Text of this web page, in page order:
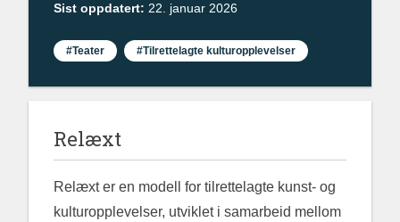
Sist oppdatert: 22. januar 2026
#Teater #Tilrettelagte kulturopplevelser
Relæxt
Relæxt er en modell for tilrettelagte kunst- og
kulturopplevelser, utviklet i samarbeid mellom